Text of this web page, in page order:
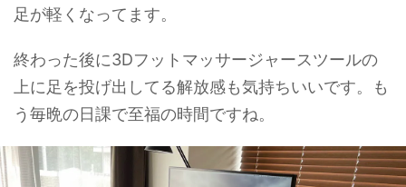
足が軽くなってます。
終わった後に3Dフットマッサージャースツールの
上に足を投げ出してる解放感も気持ちいいです。も
う毎晩の日課で至福の時間ですね。